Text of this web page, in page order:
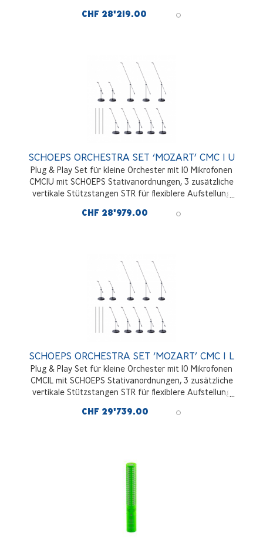
CHF 28'219.00
SCHOEPS ORCHESTRA SET ‘MOZART’ CMC 1 U
Plug & Play Set für kleine Orchester mit 10 Mikrofonen
CMC1U mit SCHOEPS Stativanordnungen, 3 zusätzliche
vertikale Stützstangen STR für flexiblere Aufstellung
CHF 28'979.00
SCHOEPS ORCHESTRA SET ‘MOZART’ CMC 1 L
Plug & Play Set für kleine Orchester mit 10 Mikrofonen
CMC1L mit SCHOEPS Stativanordnungen, 3 zusätzliche
vertikale Stützstangen STR für flexiblere Aufstellung
CHF 29'739.00